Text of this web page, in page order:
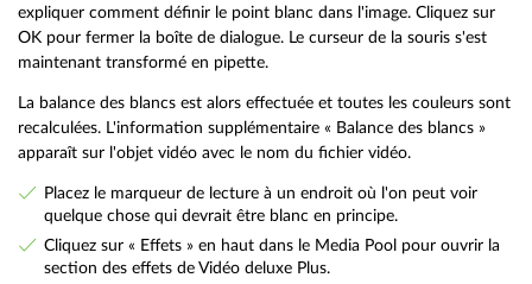
expliquer comment définir le point blanc dans l'image. Cliquez sur
OK pour fermer la boîte de dialogue. Le curseur de la souris s'est
maintenant transformé en pipette.
La balance des blancs est alors effectuée et toutes les couleurs sont
recalculées. L'information supplémentaire « Balance des blancs »
apparaît sur l'objet vidéo avec le nom du fichier vidéo.
Placez le marqueur de lecture à un endroit où l'on peut voir
quelque chose qui devrait être blanc en principe.
Cliquez sur « Effets » en haut dans le Media Pool pour ouvrir la
section des effets de Vidéo deluxe Plus.